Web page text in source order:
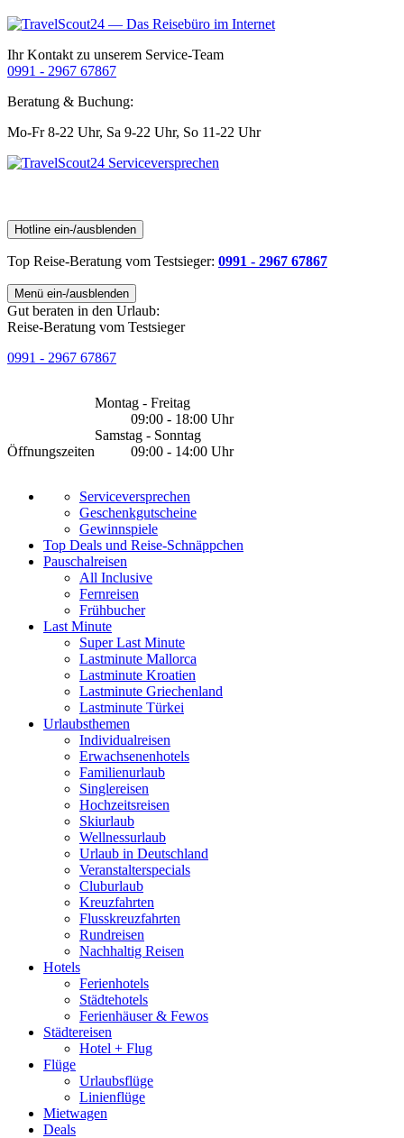
Ihr Kontakt zu unserem Service-Team
0991 - 2967 67867
Beratung & Buchung:
Mo-Fr 8-22 Uhr, Sa 9-22 Uhr, So 11-22 Uhr
Hotline ein-/ausblenden
Top Reise-Beratung vom Testsieger: 0991 - 2967 67867
Menü ein-/ausblenden
Gut beraten in den Urlaub:
Reise-Beratung vom Testsieger
0991 - 2967 67867
Öffnungszeiten
Montag - Freitag
09:00 - 18:00 Uhr
Samstag - Sonntag
09:00 - 14:00 Uhr
Serviceversprechen
Geschenkgutscheine
Gewinnspiele
Top Deals und Reise-Schnäppchen
Pauschalreisen
All Inclusive
Fernreisen
Frühbucher
Last Minute
Super Last Minute
Lastminute Mallorca
Lastminute Kroatien
Lastminute Griechenland
Lastminute Türkei
Urlaubsthemen
Individualreisen
Erwachsenenhotels
Familienurlaub
Singlereisen
Hochzeitsreisen
Skiurlaub
Wellnessurlaub
Urlaub in Deutschland
Veranstalterspecials
Cluburlaub
Kreuzfahrten
Flusskreuzfahrten
Rundreisen
Nachhaltig Reisen
Hotels
Ferienhotels
Städtehotels
Ferienhäuser & Fewos
Städtereisen
Hotel + Flug
Flüge
Urlaubsflüge
Linienflüge
Mietwagen
Deals